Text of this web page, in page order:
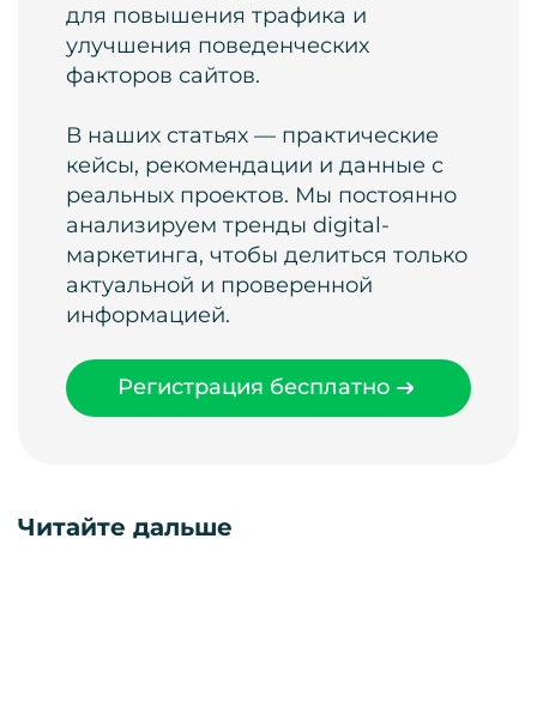
для повышения трафика и
улучшения поведенческих
факторов сайтов.
В наших статьях — практические
кейсы, рекомендации и данные с
реальных проектов. Мы постоянно
анализируем тренды digital-
маркетинга, чтобы делиться только
актуальной и проверенной
информацией.
Регистрация бесплатно
Читайте дальше